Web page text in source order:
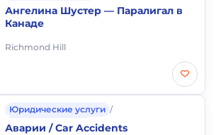
Аварии и штрафы
Ангелина Шустер — Паралигал в
Канаде
Richmond Hill
Юридические услуги /
Аварии и штрафы
Аварии / Car Accidents